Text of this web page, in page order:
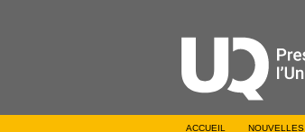
ACCUEIL NOUVELLES